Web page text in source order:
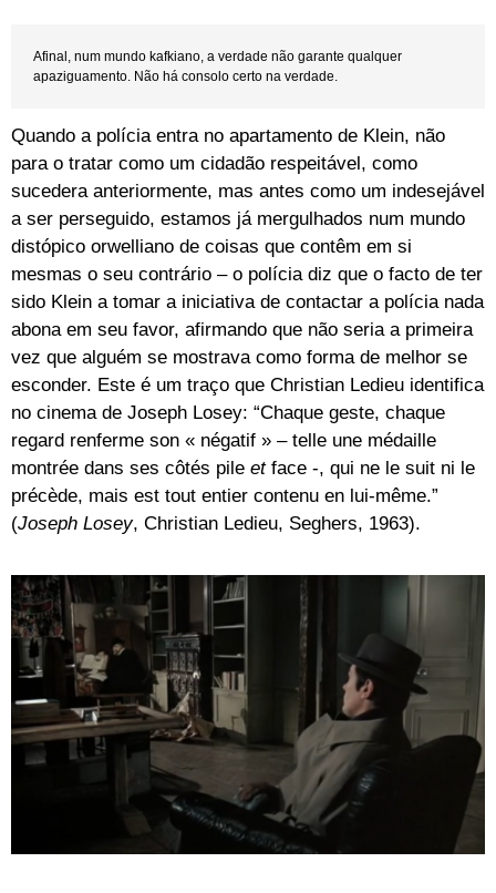
Afinal, num mundo kafkiano, a verdade não garante qualquer
apaziguamento. Não há consolo certo na verdade.
Quando a polícia entra no apartamento de Klein, não
para o tratar como um cidadão respeitável, como
sucedera anteriormente, mas antes como um indesejável
a ser perseguido, estamos já mergulhados num mundo
distópico orwelliano de coisas que contêm em si
mesmas o seu contrário – o polícia diz que o facto de ter
sido Klein a tomar a iniciativa de contactar a polícia nada
abona em seu favor, afirmando que não seria a primeira
vez que alguém se mostrava como forma de melhor se
esconder. Este é um traço que Christian Ledieu identifica
no cinema de Joseph Losey: “Chaque geste, chaque
regard renferme son « négatif » – telle une médaille
montrée dans ses côtés pile etface -, qui ne le suit ni le
précède, mais est tout entier contenu en lui-même.”
(Joseph Losey, Christian Ledieu, Seghers, 1963).